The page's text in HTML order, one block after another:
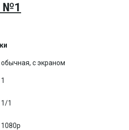
№1
обычная, с экраном
1
1/1
1080p